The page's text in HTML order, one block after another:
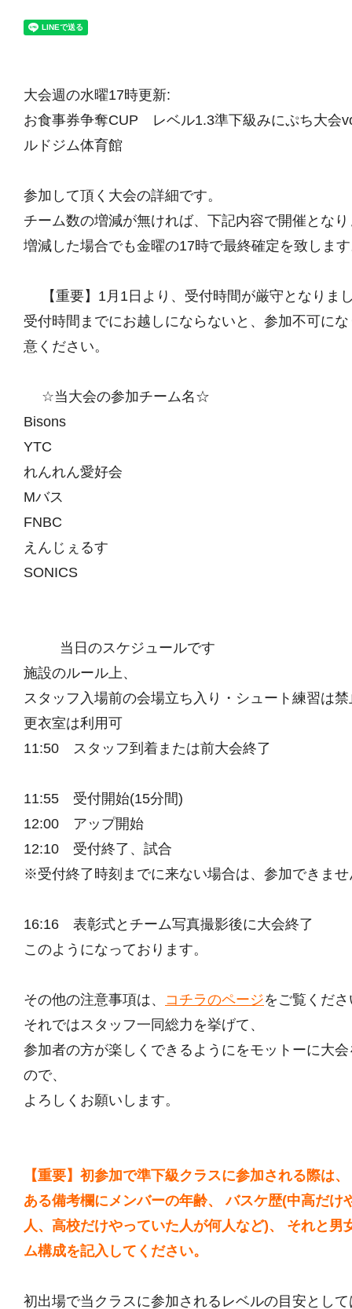
大会週の水曜17時更新:
お食事券争奪CUP レベル1.3準下級みにぷち大会
ルドジム体育館
参加して頂く大会の詳細です。
チーム数の増減が無ければ、下記内容で開催とな
増減した場合でも金曜の17時で最終確定を致しま
【重要】1月1日より、受付時間が厳守となり
受付時間までにお越しにならないと、参加不可に
意ください。
☆当大会の参加チーム名☆
Bisons
YTC
れんれん愛好会
Mバス
FNBC
えんじぇるす
SONICS
当日のスケジュールです
施設のルール上、
スタッフ入場前の会場立ち入り・シュート練習は
更衣室は利用可
11:50 スタッフ到着または前大会終了
11:55 受付開始(15分間)
12:00 アップ開始
12:10 受付終了、試合
※受付終了時刻までに来ない場合は、参加できませ
16:16 表彰式とチーム写真撮影後に大会終了
このようになっております。
その他の注意事項は、 コチラのページをご覧くだ
それではスタッフ一同総力を挙げて、
参加者の方が楽しくできるようにをモットーに大
ので、
よろしくお願いします。
【重要】初参加で準下級クラスに参加される際は
ある備考欄にメンバーの年齢、 バスケ歴(中高だけ
人、高校だけやっていた人が何人など)、 それと男
ム構成を記入してください。
初出場で当クラスに参加されるレベルの目安とし